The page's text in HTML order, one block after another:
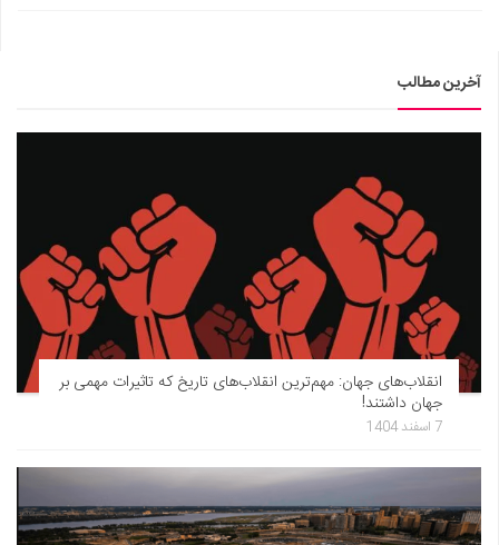
آخرین مطالب
انقلاب‌های جهان: مهم‌ترین انقلاب‌های تاریخ که تاثیرات مهمی بر
جهان داشتند!
7 اسفند 1404